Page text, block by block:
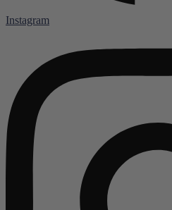
Instagram